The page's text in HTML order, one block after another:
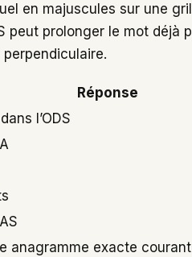
en majuscules sur une
peut prolonger le mot déjà
Réponse
l’ODS
anagramme exacte